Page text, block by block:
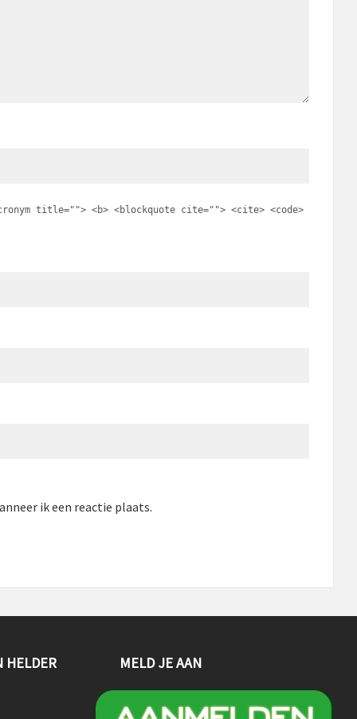
title=""> <b> <blockquote cite=""> <cite> <code>
ik een reactie plaats.
HELDER MELD JE AAN